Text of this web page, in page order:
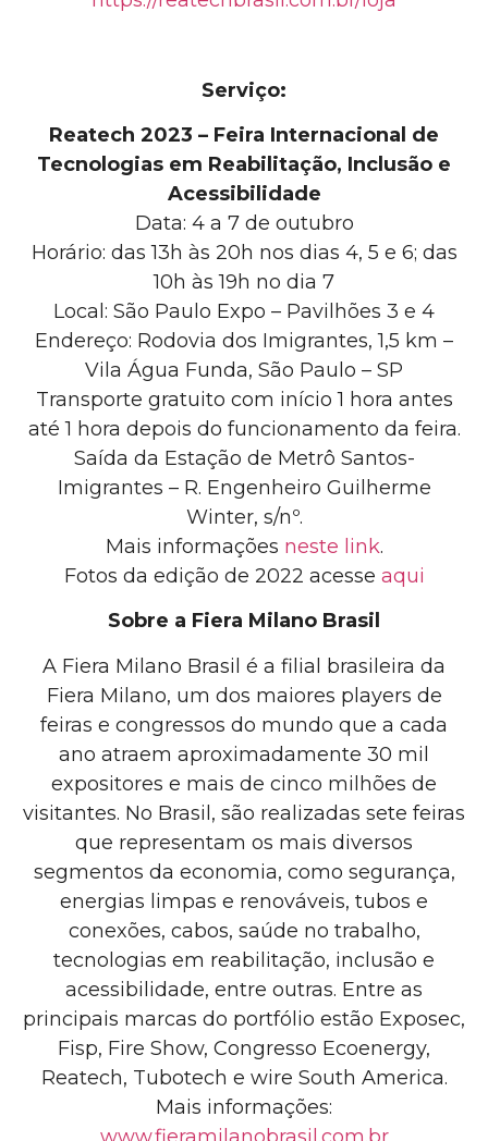
Serviço:
Reatech 2023 – Feira Internacional de
Tecnologias em Reabilitação, Inclusão e
Acessibilidade
Data: 4 a 7 de outubro
Horário: das 13h às 20h nos dias 4, 5 e 6; das
10h às 19h no dia 7
Local: São Paulo Expo – Pavilhões 3 e 4
Endereço: Rodovia dos Imigrantes, 1,5 km –
Vila Água Funda, São Paulo – SP
Transporte gratuito com início 1 hora antes
até 1 hora depois do funcionamento da feira.
Saída da Estação de Metrô Santos-
Imigrantes – R. Engenheiro Guilherme
Winter, s/nº.
Mais informações neste link.
Fotos da edição de 2022 acesse aqui
Sobre a Fiera Milano Brasil
A Fiera Milano Brasil é a filial brasileira da
Fiera Milano, um dos maiores players de
feiras e congressos do mundo que a cada
ano atraem aproximadamente 30 mil
expositores e mais de cinco milhões de
visitantes. No Brasil, são realizadas sete feiras
que representam os mais diversos
segmentos da economia, como segurança,
energias limpas e renováveis, tubos e
conexões, cabos, saúde no trabalho,
tecnologias em reabilitação, inclusão e
acessibilidade, entre outras. Entre as
principais marcas do portfólio estão Exposec,
Fisp, Fire Show, Congresso Ecoenergy,
Reatech, Tubotech e wire South America.
Mais informações: